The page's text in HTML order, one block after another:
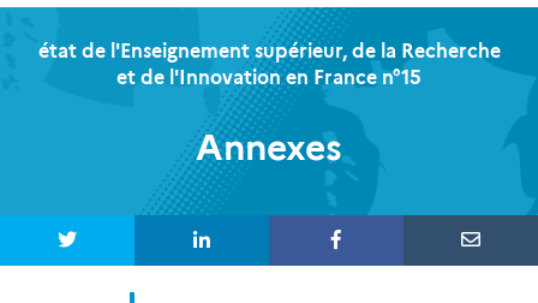
état de l'Enseignement supérieur, de la Recherche
et de l'Innovation en France n°15
Annexes